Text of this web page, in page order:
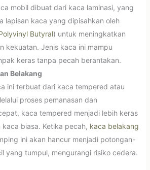
mobil dibuat dari kaca laminasi, yang
lapisan kaca yang dipisahkan oleh
Butyral) untuk meningkatkan
kekuatan. Jenis kaca ini mampu
keras tanpa pecah berantakan.
Belakang
ini terbuat dari kaca tempered atau
proses pemanasan dan
kaca tempered menjadi lebih keras
biasa. Ketika pecah, kaca belakang
ini akan hancur menjadi potongan-
yang tumpul, mengurangi risiko cedera.